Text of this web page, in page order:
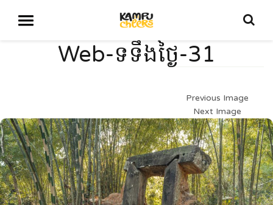
Web-ទទឹងថ្ងៃ-31
Previous Image
Next Image